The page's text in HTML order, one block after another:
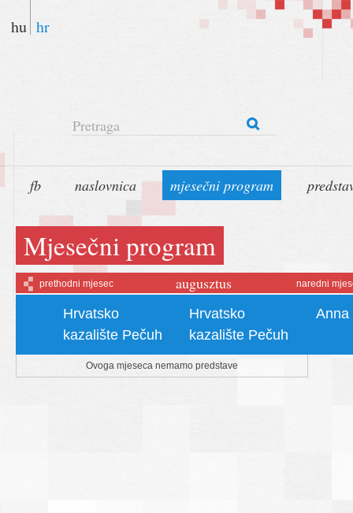
hu hr
Pretraga
fb naslovnica mjesečni program
Mjesečni program
prethodni mjesec naredni
augusztus
Hrvatsko
kazalište Pečuh
Hrvatsko
kazalište Pečuh
Anna
Ovoga mjeseca nemamo predstave